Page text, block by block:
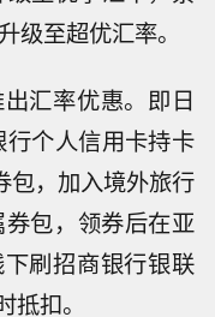
级至超优汇率。
汇率优惠。即日
个人信用卡持卡
包，加入境外旅行
包，领券后在亚
刷招商银行银联
扣。